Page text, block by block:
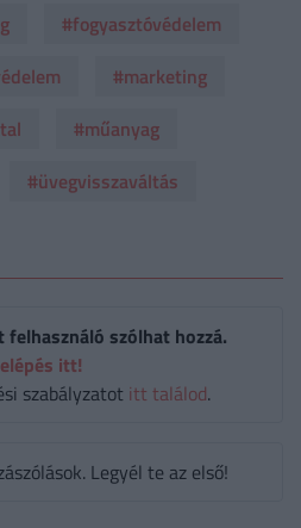
#fogyasztóvédelem
#marketing
#műanyag
#üvegvisszaváltás
felhasználó szólhat hozzá.
itt!
szabályzatot itt találod.
Legyél te az első!